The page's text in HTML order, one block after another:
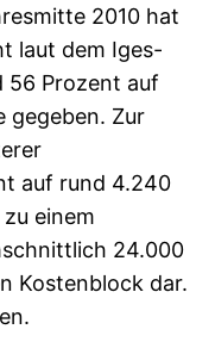
2010 hat
laut dem Iges-
56 Prozent auf
gegeben. Zur
auf rund 4.240
einem
24.000
Kostenblock dar.